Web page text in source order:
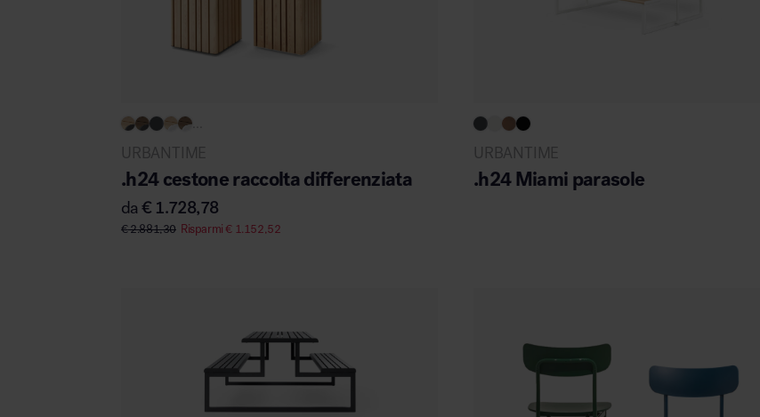
URBANTIME
.h24 cestone raccolta differenziata
da€ 1.728,78
€2.881,30 Risparmi€ 1.152,52
URBANTIME
.h24 Miami parasole